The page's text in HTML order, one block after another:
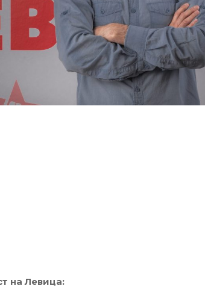
на Левица: